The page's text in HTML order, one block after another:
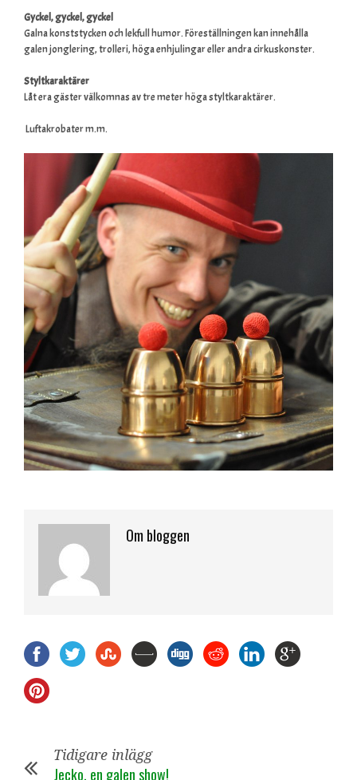
Gyckel, gyckel, gyckel
Galna konststycken och lekfull humor. Föreställningen kan innehålla
galen jonglering, trolleri, höga enhjulingar eller andra cirkuskonster.
Styltkaraktärer
Låt era gäster välkomnas av tre meter höga styltkaraktärer.
Luftakrobaterm.m.
Om bloggen
Tidigare inlägg
Jecko, en galen show!